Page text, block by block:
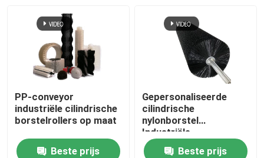
PP-conveyor
industriële cilindrische
borstelrollers op maat
Beste prijs
Gepersonaliseerde
cilindrische
nylonborstel
Industriële
draaiborstels
Beste prijs